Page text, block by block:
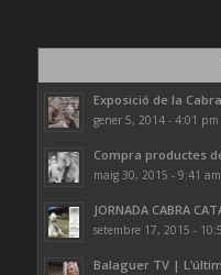
Exposició de la
gener 5, 2014 - 4:01 pm
Compra productes
maig 30, 2015 - 9:41 am
JORNADA CABRA
setembre 17, 2015 -
Balaguer TV |